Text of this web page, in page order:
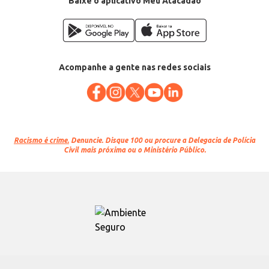
Acompanhe a gente nas redes sociais
Racismo é crime. Denuncie. Disque 100 ou procure a Delegacia de Polícia
Civil mais próxima ou o Ministério Público.